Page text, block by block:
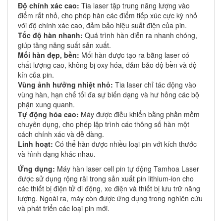
Độ chính xác cao: Tia laser tập trung năng lượng vào
điểm rất nhỏ, cho phép hàn các điểm tiếp xúc cực kỳ nhỏ
với độ chính xác cao, đảm bảo hiệu suất điện của pin.
Tốc độ hàn nhanh: Quá trình hàn diễn ra nhanh chóng,
giúp tăng năng suất sản xuất.
Mối hàn đẹp, bền: Mối hàn được tạo ra bằng laser có
chất lượng cao, không bị oxy hóa, đảm bảo độ bền và độ
kín của pin.
Vùng ảnh hưởng nhiệt nhỏ: Tia laser chỉ tác động vào
vùng hàn, hạn chế tối đa sự biến dạng và hư hỏng các bộ
phận xung quanh.
Tự động hóa cao: Máy được điều khiển bằng phần mềm
chuyên dụng, cho phép lập trình các thông số hàn một
cách chính xác và dễ dàng.
Linh hoạt: Có thể hàn được nhiều loại pin với kích thước
và hình dạng khác nhau.
Ứng dụng: Máy hàn laser cell pin tự động Tamhoa Laser
được sử dụng rộng rãi trong sản xuất pin lithium-ion cho
các thiết bị điện tử di động, xe điện và thiết bị lưu trữ năng
lượng. Ngoài ra, máy còn được ứng dụng trong nghiên cứu
và phát triển các loại pin mới.